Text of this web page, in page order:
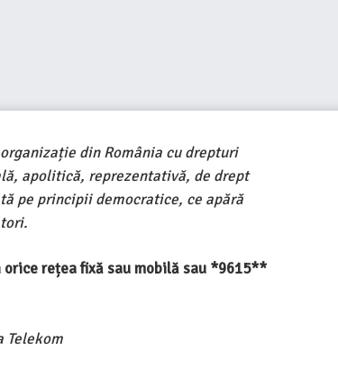
din România cu drepturi
apolitică, reprezentativă, de drept
pe principii democratice, ce apără
rețea fixă sau mobilă sau *9615**
Telekom